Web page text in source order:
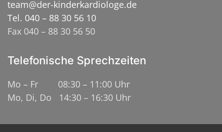
team@der-kinderkardiologe.de
Tel. 040 – 88 30 56 10
Fax 040 – 88 30 56 50
Telefonische Sprechzeiten
Mo – Fr 08:30 – 11:00 Uhr
Mo, Di, Do 14:30 – 16:30 Uhr